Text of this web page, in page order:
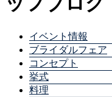
イベント情報
ブライダルフェア
コンセプト
挙式
料理